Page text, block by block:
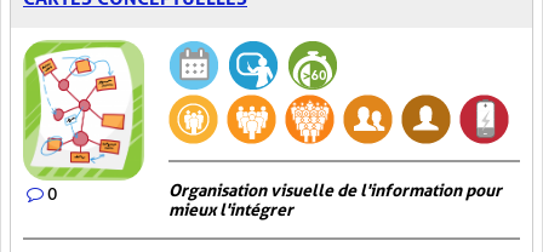
0
Organisation visuelle de l'information pour
mieux l'intégrer